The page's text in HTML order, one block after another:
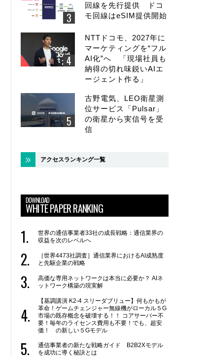
回線を先行提供 ドコ
モ回線はeSIM提供開始
NTTドコモ、2027年に
マーケティングを“フル
AI化”へ 「現場社員も
納得の切れ味鋭いAIエ
ージェント作る」
古野電気、LEO衛星測
位サービス「Pulsar」
の衛星から実信号を受
信
アクセスランキング一覧
DOWNLOAD
WHITE PAPER RANKING
世界の通信事業者33社の成長戦略：通信業界の
収益を次のレベルへ
［世界4473社調査］通信業界におけるAI成熟度
と先駆企業の戦略
高価な専用ネットワークは本当に必要か？ AIネ
ットワーク構築の現実解
【基調講演 K2-4 スリーダブリュー】何もかもが
革命！ゲームチェンジャー無線機がローカル５G
市場の既存概念を破壊する！！ コアサーバー不
要！毎年のライセンス費用も不要！でも、超安
価！ の新しい５Gモデル
通信事業者の新たな戦略ガイド B2B2Xモデル
を成功に導く秘訣とは